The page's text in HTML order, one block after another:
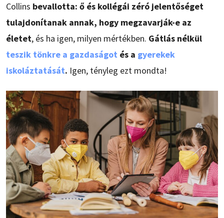
Collins bevallotta: ő és kollégái zéró jelentőséget
tulajdonítanak annak, hogy megzavarják-e az
életet, és ha igen, milyen mértékben. Gátlás nélkül
teszik tönkre a gazdaságot és a gyerekek
iskoláztatását. Igen, tényleg ezt mondta!